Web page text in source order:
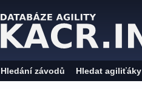
Hledání závodů Hledat agiliťáky